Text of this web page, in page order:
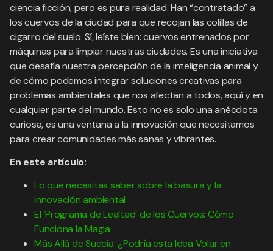
ciencia ficción, pero es pura realidad. Han “contratado” a
los cuervos de la ciudad para que recojan las colillas de
cigarro del suelo. Sí, leíste bien: cuervos entrenados por
máquinas para limpiar nuestras ciudades. Es una iniciativa
que desafía nuestra percepción de la inteligencia animal y
de cómo podemos integrar soluciones creativas para
problemas ambientales que nos afectan a todos, aquí y en
cualquier parte del mundo. Esto no es solo una anécdota
curiosa, es una ventana a la innovación que necesitamos
para crear comunidades más sanas y vibrantes.
En este artículo:
Lo que necesitas saber sobre la basura y la
innovación ambiental
El ‘Programa de Lealtad’ de los Cuervos: Cómo
Funciona la Magia
Más Allá de Suecia: ¿Podría esta Idea Volar en